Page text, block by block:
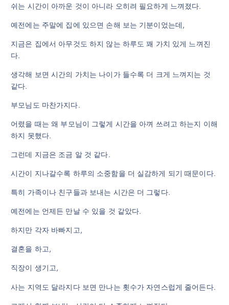
쉬는 시간이 아까운 것이 아니라 오히려 필요하게 느껴졌다.
예전에는 주말에 집에 있으면 손해 보는 기분이었는데,
지금은 집에서 아무것도 하지 않는 하루도 꽤 가치 있게 느껴진
다.
생각해 보면 시간의 가치는 나이가 들수록 더 크게 느껴지는 것
같다.
부모님도 마찬가지다.
어렸을 때는 왜 부모님이 그렇게 시간을 아껴 쓰려고 하는지 이해
하지 못했다.
그런데 지금은 조금 알 것 같다.
시간이 지나갈수록 하루의 소중함을 더 실감하게 되기 때문이다.
특히 가족이나 친구들과 보내는 시간은 더 그렇다.
예전에는 언제든 만날 수 있을 것 같았다.
하지만 각자 바빠지고,
결혼을 하고,
직장이 생기고,
사는 지역도 달라지다 보면 만나는 횟수가 자연스럽게 줄어든다.